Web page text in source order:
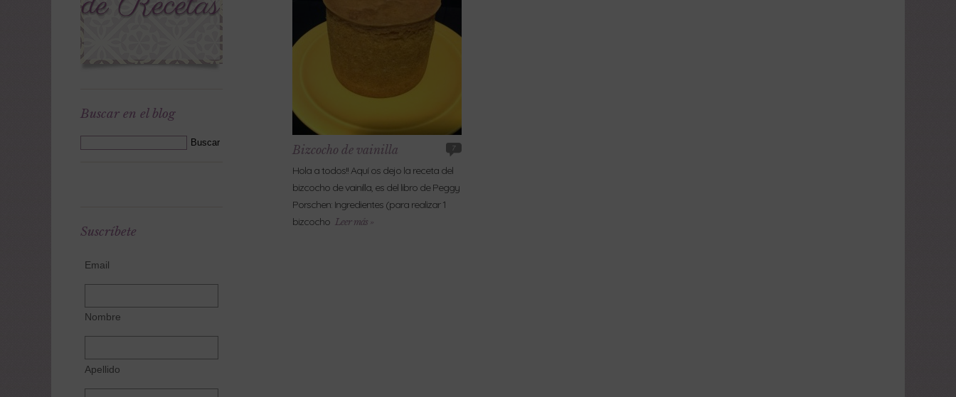
Buscar en el blog
Suscríbete
Email
Nombre
Apellido
7
Bizcocho de vainilla
Hola a todos!! Aquí os dejo la receta del
bizcocho de vainilla, es del libro de Peggy
Porschen: Ingredientes (para realizar 1
bizcocho Leer más »